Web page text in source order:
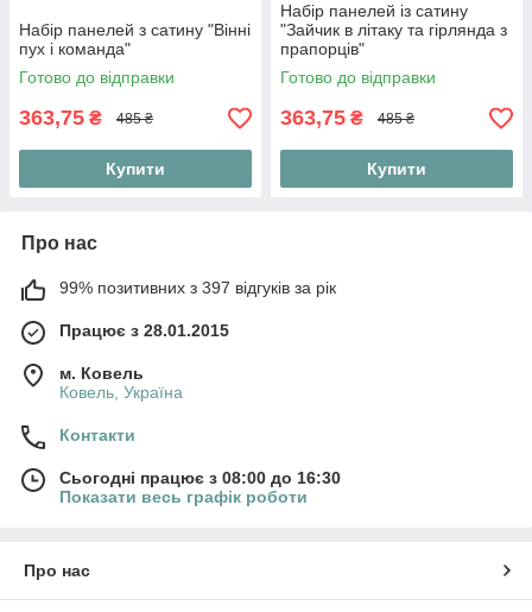
Набір панелей з сатину "Вінні
пух і команда"
Готово до відправки
363,75 ₴ 485 ₴
Купити
Набір панелей із сатину
"Зайчик в літаку та гірлянда з
прапорців"
Готово до відправки
363,75 ₴ 485 ₴
Купити
Про нас
99% позитивних з 397 відгуків за рік
Працює з 28.01.2015
м. Ковель
Ковель, Україна
Контакти
Сьогодні працює з 08:00 до 16:30
Показати весь графік роботи
Про нас